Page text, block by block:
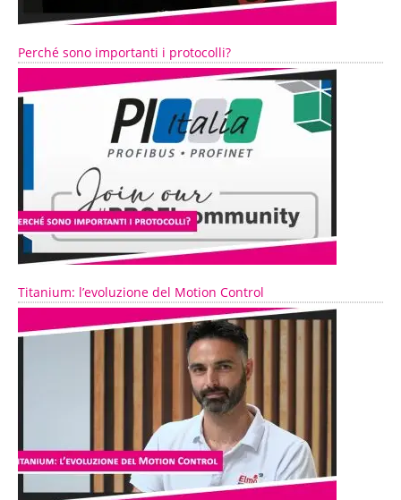
Perché sono importanti i protocolli?
Titanium: l’evoluzione del Motion Control